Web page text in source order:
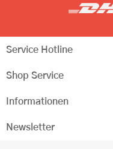
Service Hotline
Shop Service
Informationen
Newsletter